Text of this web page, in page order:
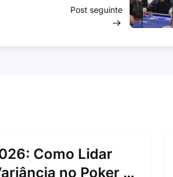
Post seguinte
Como Lidar
no Poker e